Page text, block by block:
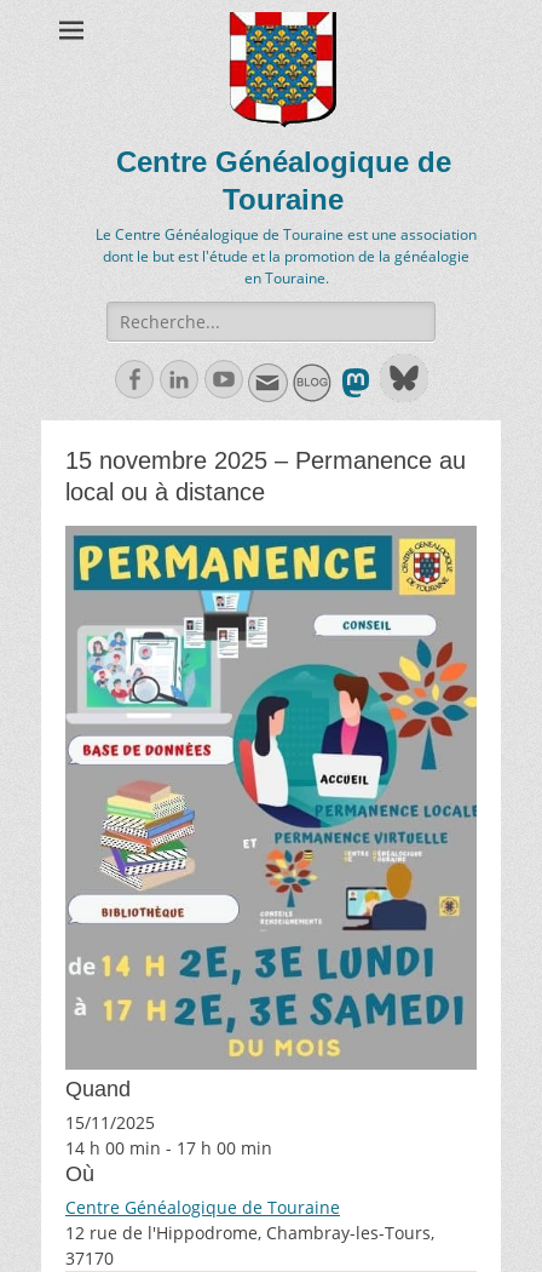
Centre Généalogique de
Touraine
Le Centre Généalogique de Touraine est une association
dont le but est l'étude et la promotion de la généalogie
en Touraine.
Recherche
de:
FacebookLinkedln
Youtube
15 novembre 2025 – Permanence au
local ou à distance
Quand
15/11/2025
14 h 00 min - 17 h 00 min
Où
Centre Généalogique de Touraine
12 rue de l'Hippodrome, Chambray-les-Tours,
37170